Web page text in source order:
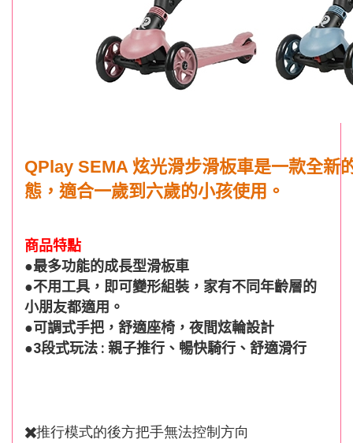
QPlay SEMA 炫光滑步滑板車是一款全新
態，適合一歲到六歲的小孩使用。
商品特點
●最多功能的成長型滑板車
●不用工具，即可變形組裝，家有不同年齡層的
小朋友都適用。
●可調式手把，舒適座椅，夜間炫輪設計
●3段式玩法 : 親子推行、暢快騎行、舒適滑行
✖️推行模式的後方把手無法控制方向